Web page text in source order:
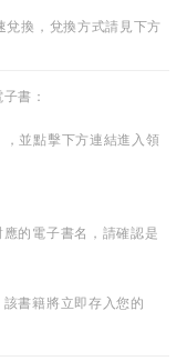
兌換，兌換方式請見下方
書：
並點擊下方連結進入領
的電子書名，請確認是
書籍將立即存入您的